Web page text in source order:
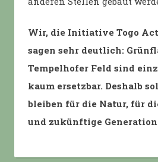
Wir, die Initiative Togo
sagen sehr deutlich:
Tempelhofer Feld sind
kaum ersetzbar. Deshalb
bleiben für die Natur, für
und zukünftige